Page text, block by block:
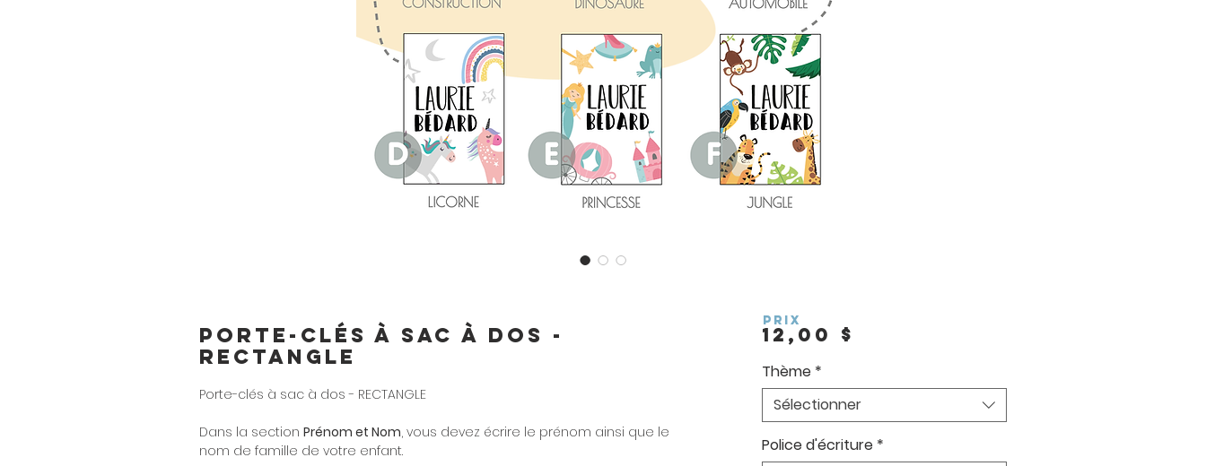
Porte-clés à sac à dos -
RECTANGLE
Porte-clés à sac à dos - RECTANGLE
Dans la section Prénom et Nom, vous devez écrire le prénom ainsi que le
nom de famille de votre enfant.
12,00 $
Thème *
Sélectionner
Police d'écriture *
PRIX